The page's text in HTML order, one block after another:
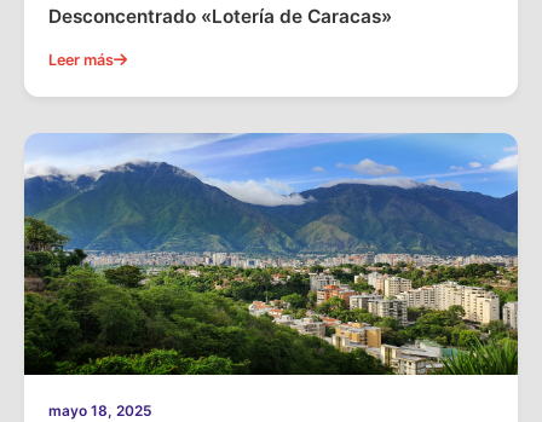
Desconcentrado «Lotería de Caracas»
Leer más
mayo 18, 2025